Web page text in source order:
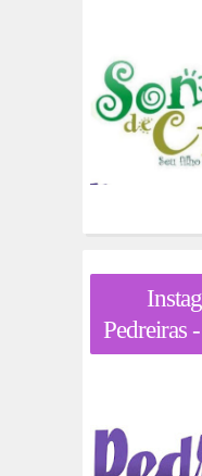
Pedreiras